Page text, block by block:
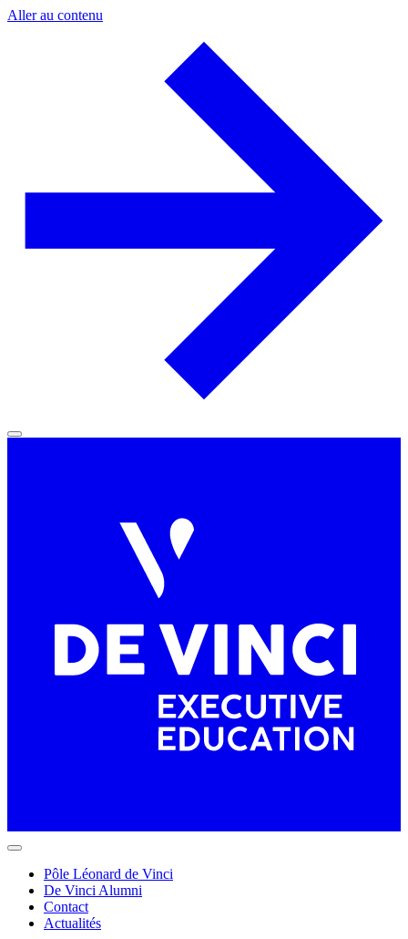
Aller au contenu
Pôle Léonard de Vinci
De Vinci Alumni
Contact
Actualités